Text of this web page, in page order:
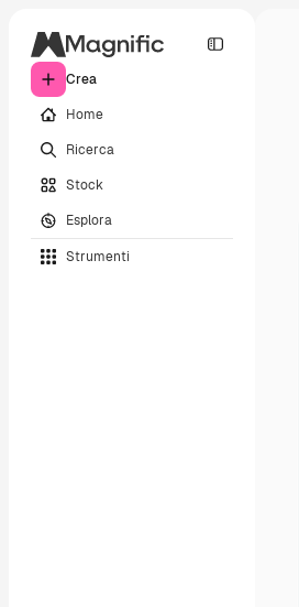
Crea
Home
Ricerca
Stock
Esplora
Strumenti